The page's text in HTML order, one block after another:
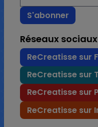
Réseaux sociaux
ReCreatisse sur
ReCreatisse sur
ReCreatisse sur
ReCreatisse sur